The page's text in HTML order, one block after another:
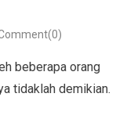
beberapa orang
tidaklah demikian.